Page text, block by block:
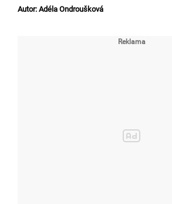
Autor: Adéla Ondroušková